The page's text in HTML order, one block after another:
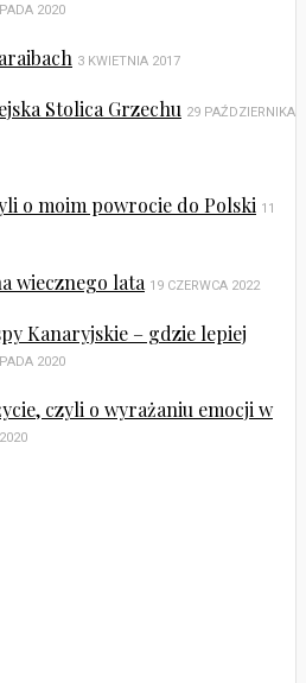
2020
3 KWIETNIA 2017
Stolica Grzechu 29 PAŹDZIERNIKA
o moim powrocie do Polski 11
wiecznego lata 19 CZERWCA 2022
Kanaryjskie – gdzie lepiej
2020
czyli o wyrażaniu emocji w